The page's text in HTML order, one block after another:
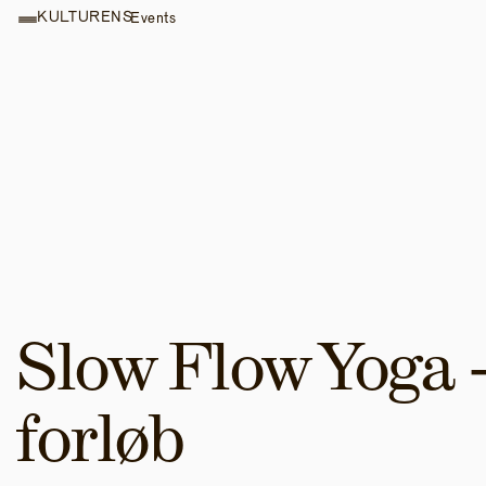
Slow Flow Yoga
forløb
KULTURENSEvents